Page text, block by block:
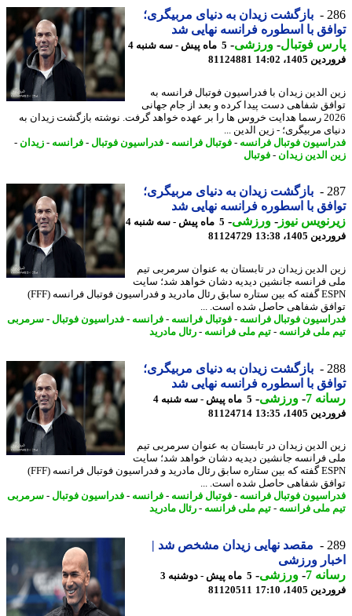
بازگشت زیدان به دنیای مربیگری؛
با اسطوره فرانسه نهایی شد
فوتبال-ورزشی-
5 ماه پیش - سه شنبه 4
1405، 14:02
81124881
الدین زیدان با فدراسیون فوتبال فرانسه به
شفاهی دست پیدا کرده و بعد از جام جهانی
2026 رسما هدایت خروس ها را بر عهده خواهد گرفت. نوشته بازگشت زیدان به
مربیگری؛ - زین الدین ...
فوتبال فرانسه
-فوتبال فرانسه -فدراسیون فوتبال-فرانسه -زیدان -
الدین زیدان - فوتبال
بازگشت زیدان به دنیای مربیگری؛
با اسطوره فرانسه نهایی شد
نیوز-ورزشی-
5 ماه پیش - سه شنبه 4
1405، 13:38
81124729
الدین زیدان در تابستان به عنوان سرمربی تیم
فرانسه جانشین دیدیه دشان خواهد شد؛ سایت
ESPN گفته که بین ستاره سابق رئال مادرید و فدراسیون فوتبال فرانسه (FFF)
شفاهی حاصل شده است. ...
فوتبال فرانسه
-فوتبال فرانسه -فرانسه -فدراسیون فوتبال-سرمربی
ملی فرانسه
-تیم ملی فرانسه -رئال مادرید
بازگشت زیدان به دنیای مربیگری؛
با اسطوره فرانسه نهایی شد
7
-ورزشی-
5 ماه پیش - سه شنبه 4
1405، 13:35
81124714
الدین زیدان در تابستان به عنوان سرمربی تیم
فرانسه جانشین دیدیه دشان خواهد شد؛ سایت
ESPN گفته که بین ستاره سابق رئال مادرید و فدراسیون فوتبال فرانسه (FFF)
شفاهی حاصل شده است. ...
فوتبال فرانسه
-فوتبال فرانسه -فرانسه -فدراسیون فوتبال-سرمربی
ملی فرانسه
-تیم ملی فرانسه -رئال مادرید
مقصد نهایی زیدان مشخص شد |
ورزشی
7
-ورزشی-
5 ماه پیش - دوشنبه 3
1405، 17:10
81120511